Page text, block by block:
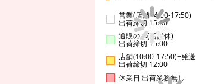
営業(店舗14:00-17:50)
出荷締切 15:00
通販のみ(店舗休)
出荷締切 15:00
店舗(10:00-17:50)+発送
出荷締切 12:00
休業日 出荷業務無し